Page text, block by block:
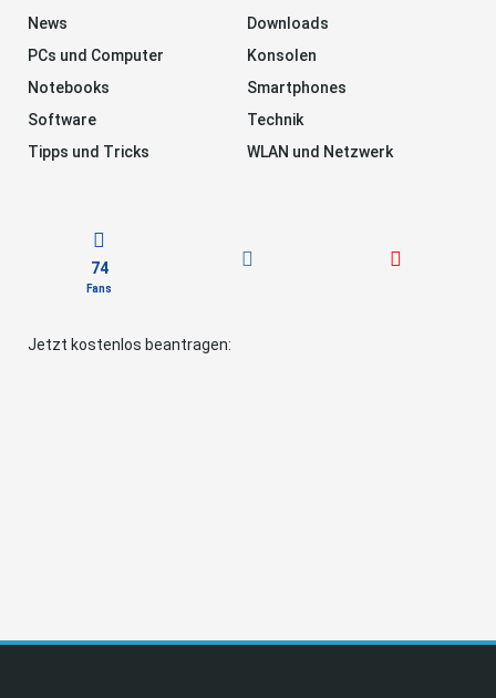
News
Downloads
PCs und Computer
Konsolen
Notebooks
Smartphones
Software
Technik
Tipps und Tricks
WLAN und Netzwerk
74
Fans
Jetzt kostenlos beantragen: